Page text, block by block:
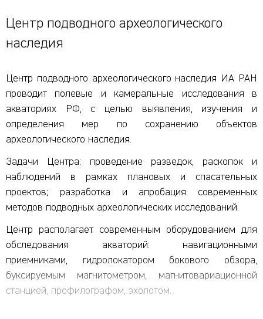
Центр подводного археологического
наследия
Центр подводного археологического наследия ИА РАН
проводит полевые и камеральные исследования в
акваториях РФ, с целью выявления, изучения и
определения мер по сохранению объектов
археологического наследия.
Задачи Центра: проведение разведок, раскопок и
наблюдений в рамках плановых и спасательных
проектов; разработка и апробация современных
методов подводных археологических исследований.
Центр располагает современным оборудованием для
обследования акваторий: навигационными
приемниками, гидролокатором бокового обзора,
буксируемым магнитометром, магнитовариационной
станцией, профилографом, эхолотом.